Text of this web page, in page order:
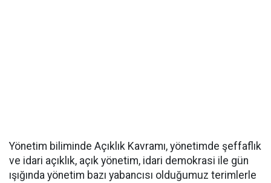
Yönetim biliminde Açıklık Kavramı, yönetimde şeffaflık
ve idari açıklık, açık yönetim, idari demokrasi ile gün
ışığında yönetim bazı yabancısı olduğumuz terimlerle